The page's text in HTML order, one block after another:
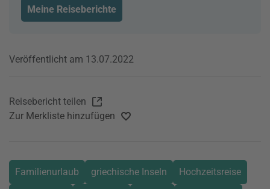
Meine Reiseberichte
Veröffentlicht am 13.07.2022
Reisebericht teilen
Zur Merkliste hinzufügen
Familienurlaub griechische Inseln Hochzeitsreise